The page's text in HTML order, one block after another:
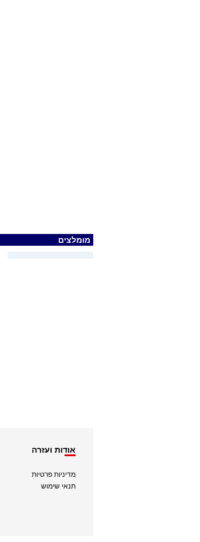
מומלצים
אודות ועזרה
מדיניות פרטיות
תנאי שימוש